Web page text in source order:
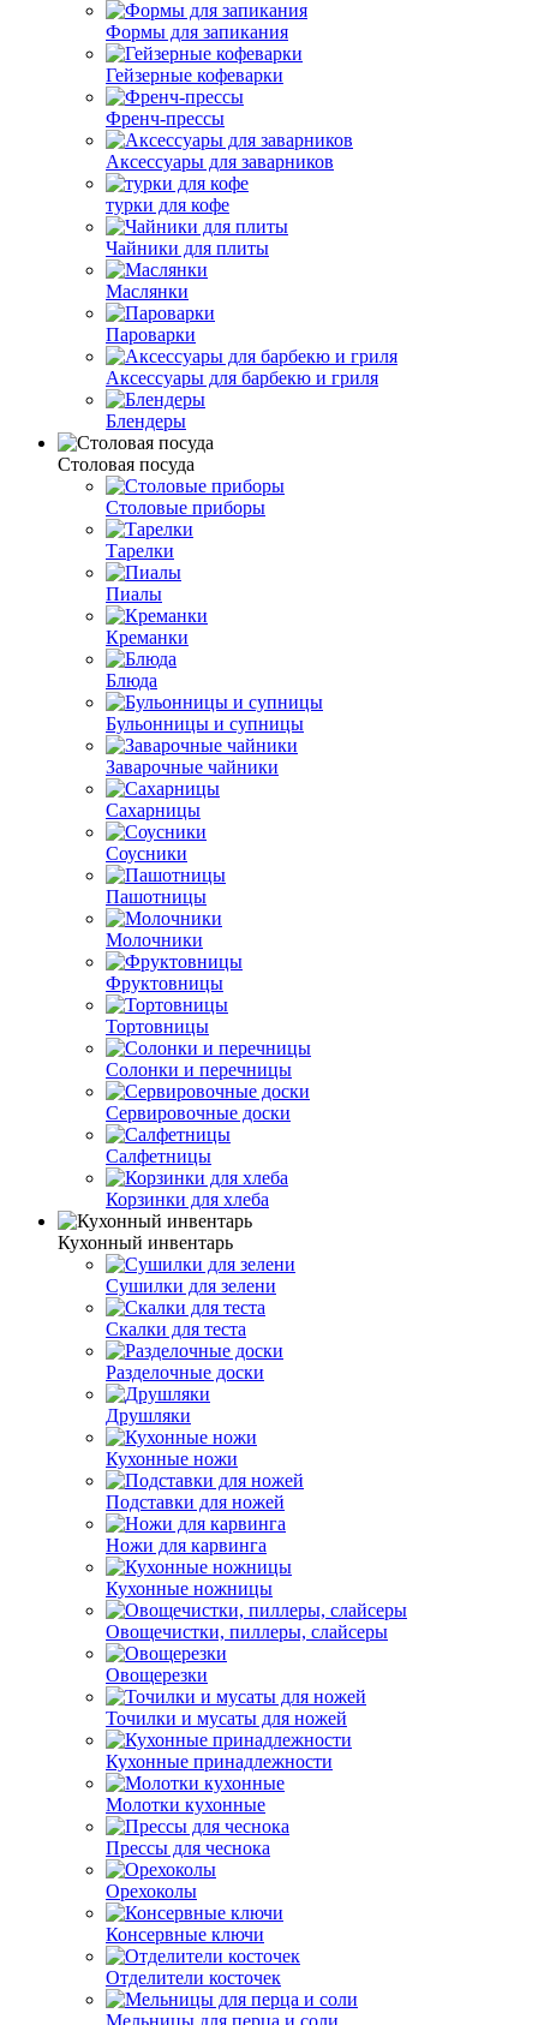
Формы для запикания
Гейзерные кофеварки
Френч-прессы
Аксессуары для заварников
турки для кофе
Чайники для плиты
Маслянки
Пароварки
Аксессуары для барбекю и гриля
Блендеры
Столовая посуда
Столовые приборы
Тарелки
Пиалы
Креманки
Блюда
Бульонницы и супницы
Заварочные чайники
Сахарницы
Соусники
Пашотницы
Молочники
Фруктовницы
Тортовницы
Солонки и перечницы
Сервировочные доски
Салфетницы
Корзинки для хлеба
Кухонный инвентарь
Сушилки для зелени
Скалки для теста
Разделочные доски
Друшляки
Кухонные ножи
Подставки для ножей
Ножи для карвинга
Кухонные ножницы
Овощечистки, пиллеры, слайсеры
Овощерезки
Точилки и мусаты для ножей
Кухонные принадлежности
Молотки кухонные
Прессы для чеснока
Орехоколы
Консервные ключи
Отделители косточек
Мельницы для перца и соли